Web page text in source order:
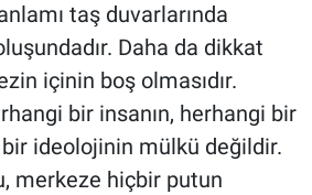
taş duvarlarında
Daha da dikkat
içinin boş olmasıdır.
bir insanın, herhangi bir
ideolojinin mülkü değildir.
merkeze hiçbir putun